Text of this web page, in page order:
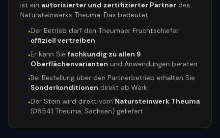
ist ein autorisierter und zertifizierter Partner des
Natursteinwerks Theuma. Das bedeutet:
•Der Betrieb darf den Theumaer Fruchtschiefer
offiziell vertreiben
•Er kann Sie fachkundig zu allen 9
Oberflächenvarianten und Anwendungen beraten
•Bei Bestellung über den Partnerbetrieb erhalten Sie
Sonderkonditionen direkt ab Werk
•Der Stein wird direkt vom Natursteinwerk Theuma
(08541 Theuma, Sachsen) geliefert